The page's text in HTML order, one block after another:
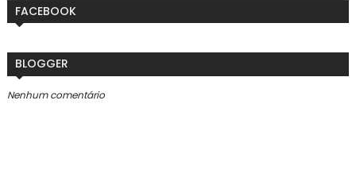
FACEBOOK
BLOGGER
Nenhum comentário